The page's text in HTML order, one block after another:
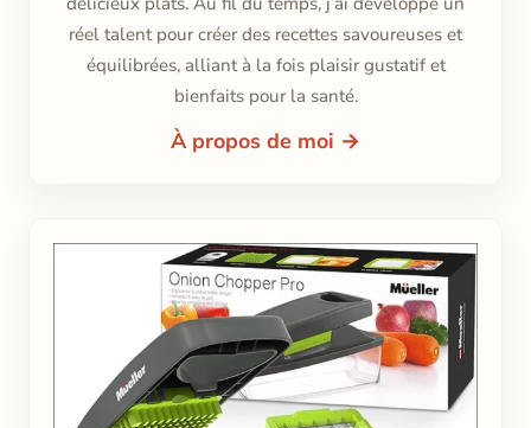
réel talent pour créer des recettes savoureuses et
équilibrées, alliant à la fois plaisir gustatif et
bienfaits pour la santé.
À propos de moi →